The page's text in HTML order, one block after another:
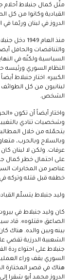
مثّل كمال جنبلاط أحلام
القيادية وكانوا من كل
الدروز في لبنان وربّما
منذ العام
والتناقضات والحافل
النظام السوري ورئيسه
الكبير». اختار جنبلاط
لبنانيون من كل
الشخص.
واختار أيضاً أن تكون
وشخصيات تنادي
يتحمّله من خلال
وبالسلاح وبالحرب،
عرفات. ولكن لا لبنان
على احتمال خطر كمال
عناصر من المخابرات
خطفه قبل قتله وتركه
وليد جنبلاط يتسلّم
كان وليد جنبلاط في
الصاعق «قتلوه». قاد
بينه وبين والده. هناك
جنبلاط على احتواء ردة
السوري يقف وراء
هناك في قصر المختارة
الدروز محمد أبو شقرا